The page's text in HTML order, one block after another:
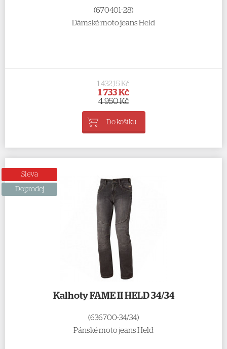
(670401-28)
Dámské moto jeans Held
1 432,15 Kč
1 733 Kč
4 950 Kč
Do košíku
Sleva
Doprodej
Kalhoty FAME II HELD 34/34
(636700-34/34)
Pánské moto jeans Held